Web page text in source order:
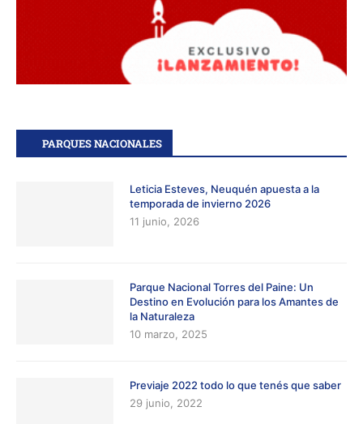
PARQUES NACIONALES
Leticia Esteves, Neuquén apuesta a la
temporada de invierno 2026
11 junio, 2026
Parque Nacional Torres del Paine: Un
Destino en Evolución para los Amantes de
la Naturaleza
10 marzo, 2025
Previaje 2022 todo lo que tenés que saber
29 junio, 2022